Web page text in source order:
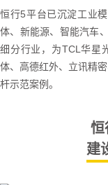
恒行5平台已沉淀工业
体、新能源、智能汽车
细分行业，为TCL华星
体、高德红外、立讯精
杆示范案例。
恒
建